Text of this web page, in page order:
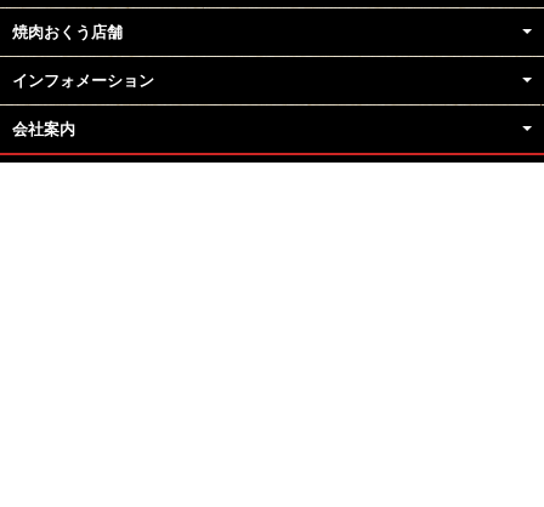
焼肉おくう店舗
インフォメーション
会社案内